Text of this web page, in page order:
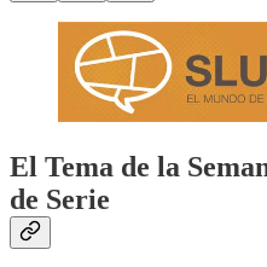
El Tema de la
de Serie